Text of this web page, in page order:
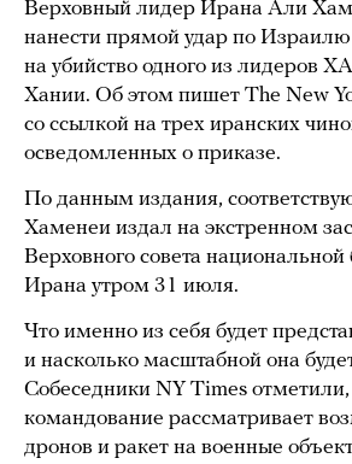
Верховный лидер Ирана Али
нанести прямой удар по Израилю
на убийство одного из лидеров
Хании. Об этом пишет The New
со ссылкой на трех иранских
осведомленных о приказе.
По данным издания,
Хаменеи издал на экстренном
Верховного совета национальной
Ирана утром 31 июля.
Что именно из себя будет
и насколько масштабной она
Собеседники NY Times отметили,
командование рассматривает
дронов и ракет на военные